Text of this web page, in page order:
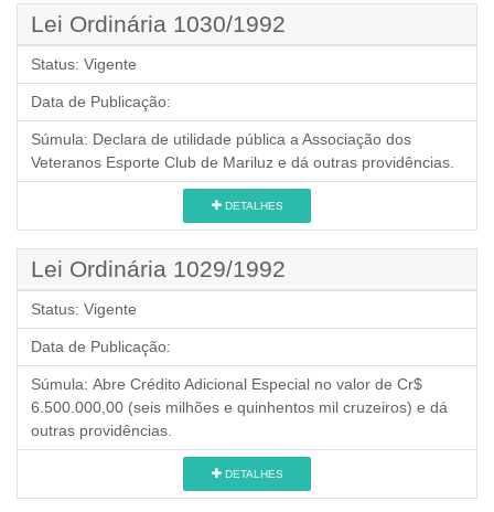
Lei Ordinária 1030/1992
Status: Vigente
Data de Publicação:
Súmula: Declara de utilidade pública a Associação dos
Veteranos Esporte Club de Mariluz e dá outras providências.
DETALHES
Lei Ordinária 1029/1992
Status: Vigente
Data de Publicação:
Súmula: Abre Crédito Adicional Especial no valor de Cr$
6.500.000,00 (seis milhões e quinhentos mil cruzeiros) e dá
outras providências.
DETALHES